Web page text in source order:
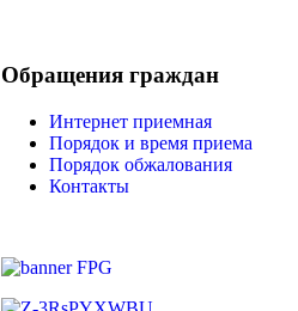
Обращения граждан
Интернет приемная
Порядок и время приема
Порядок обжалования
Контакты